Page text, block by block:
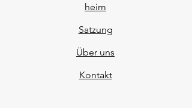
heim
Satzung
Über uns
Kontakt